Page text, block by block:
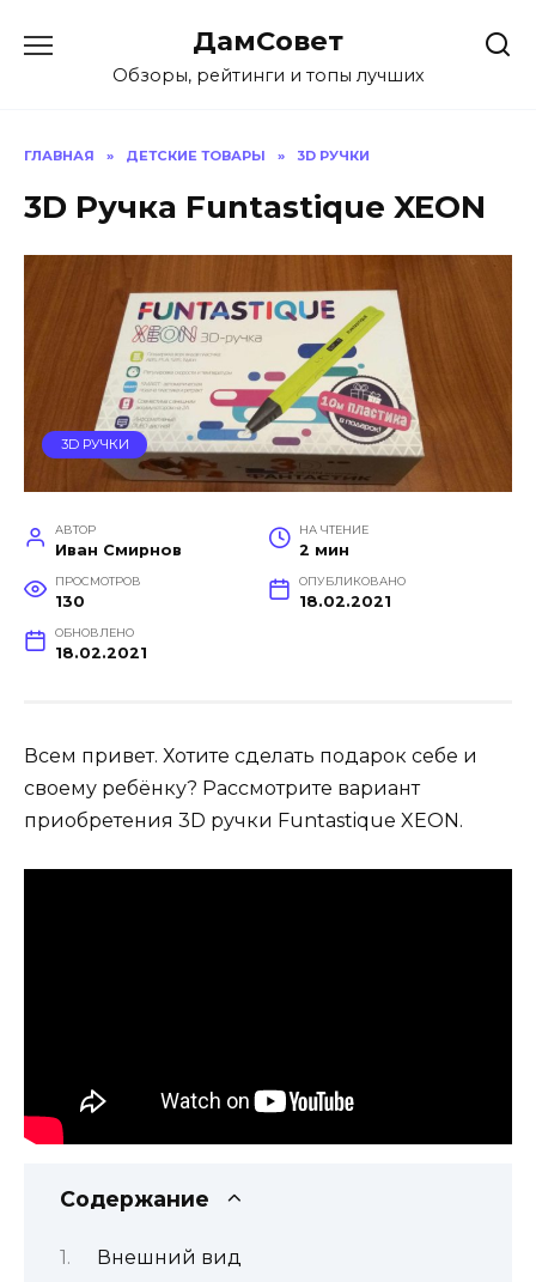
содержанию
ДамСовет
Обзоры, рейтинги и топы лучших
ГЛАВНАЯ » ДЕТСКИЕ ТОВАРЫ » 3D РУЧКИ
3D Ручка Funtastique XEON
3D РУЧКИ
АВТОР
Иван Смирнов
НА ЧТЕНИЕ
2 мин
ПРОСМОТРОВ
130
ОПУБЛИКОВАНО
18.02.2021
ОБНОВЛЕНО
18.02.2021
Всем привет. Хотите сделать подарок себе и
своему ребёнку? Рассмотрите вариант
приобретения 3D ручки Funtastique XEON.
Содержание
Внешний вид